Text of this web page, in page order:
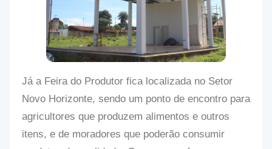
Já a Feira do Produtor fica localizada no Setor
Novo Horizonte, sendo um ponto de encontro para
agricultores que produzem alimentos e outros
itens, e de moradores que poderão consumir